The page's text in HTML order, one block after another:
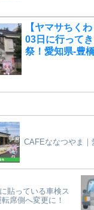
【ヤマサちく
03日に行って
祭！愛知県-豊
CAFEななつやま｜
貼っている車検ス
席側へ変更に！